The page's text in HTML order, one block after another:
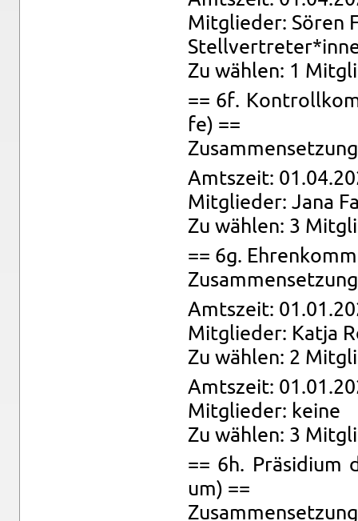
Mit­glie­der: Sören
Zu wäh­len: 1
== 6f.
fe) ==
Amts­zeit:
Mit­glie­der: Jana
Zu wäh­len: 3
== 6g.
Amts­zeit:
Mit­glie­der: Katja
Zu wäh­len: 2
Amts­zeit:
Mit­glie­der: keine
Zu wäh­len: 3
== 6h. Prä­si­di­um
um) ==